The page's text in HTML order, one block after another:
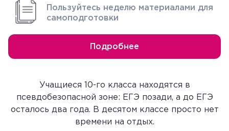
Пользуйтесь неделю материалами для
самоподготовки
Подробнее
Учащиеся 10-го класса находятся в
псевдобезопасной зоне: ЕГЭ позади, а до ЕГЭ
осталось два года. В десятом классе просто нет
времени на отдых.